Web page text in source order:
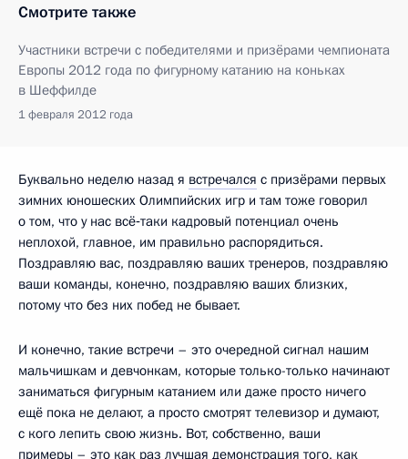
Смотрите также
Участники встречи c победителями и призёрами чемпионата
Европы 2012 года по фигурному катанию на коньках
в Шеффилде
1 февраля 2012 года
Буквально неделю назад я встречался с призёрами первых
зимних юношеских Олимпийских игр и там тоже говорил
о том, что у нас всё‑таки кадровый потенциал очень
неплохой, главное, им правильно распорядиться.
Поздравляю вас, поздравляю ваших тренеров, поздравляю
ваши команды, конечно, поздравляю ваших близких,
потому что без них побед не бывает.
И конечно, такие встречи – это очередной сигнал нашим
мальчишкам и девчонкам, которые только-только начинают
заниматься фигурным катанием или даже просто ничего
ещё пока не делают, а просто смотрят телевизор и думают,
с кого лепить свою жизнь. Вот, собственно, ваши
примеры – это как раз лучшая демонстрация того, как